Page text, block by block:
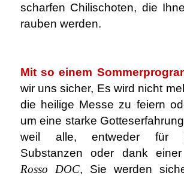
scharfen Chilischoten, die
rauben werden.
Mit so einem
wir uns sicher, Es wird nicht
die heilige Messe zu feiern
um eine starke
weil alle, entweder für
Substanzen oder dank
Rosso DOC, Sie werden